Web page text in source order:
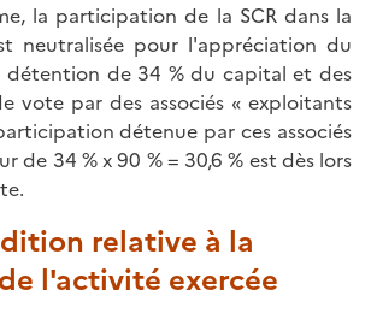
la participation de la SCR dans la
neutralisée pour l'appréciation du
détention de 34 % du capital et des
vote par des associés « exploitants
détenue par ces associés
de 34 % x 90 % = 30,6 % est dès lors
relative à la
l'activité exercée